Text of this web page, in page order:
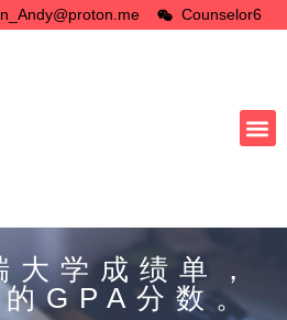
Counselor6
大学成绩单，
GPA分数。